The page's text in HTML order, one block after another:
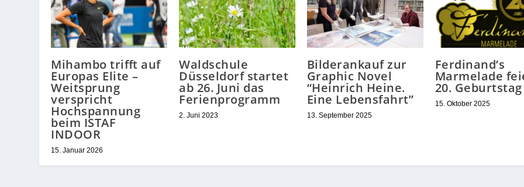
Mihambo trifft auf
Europas Elite –
Weitsprung
verspricht
Hochspannung
beim ISTAF
INDOOR
15. Januar 2026
Waldschule
Düsseldorf startet
ab 26. Juni das
Ferienprogramm
2. Juni 2023
Bilderankauf zur
Graphic Novel
“Heinrich Heine.
Eine Lebensfahrt”
13. September 2025
Ferdinand’s
Marmelade
20. Geburtstag
15. Oktober 2025